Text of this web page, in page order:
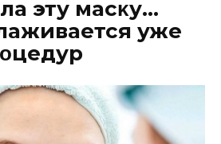
эту масκу…
уже